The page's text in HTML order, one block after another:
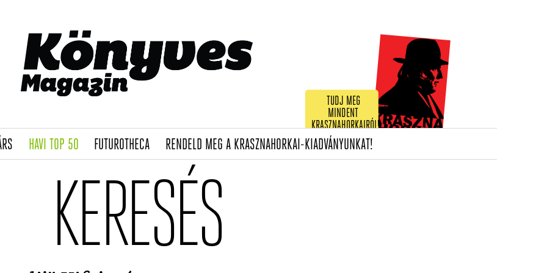
TUDJ MEG
MINDENT
KRASZNAHORKAIRÓL!
(CURRENT)
HAVI TOP 50(CURRENT)
FUTUROTHECA(CURRENT)
RENDELD MEG A KRASZNAHORKAI-KIADVÁNYUNKAT!(CURRENT)
KERESÉS